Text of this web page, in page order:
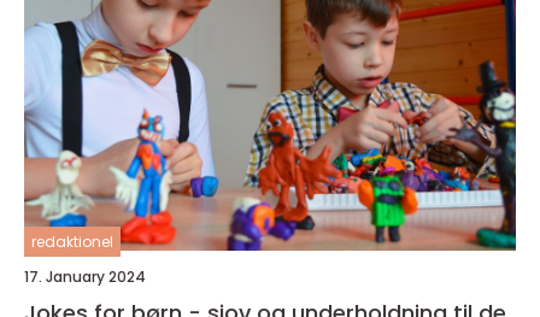
redaktionel
17. January 2024